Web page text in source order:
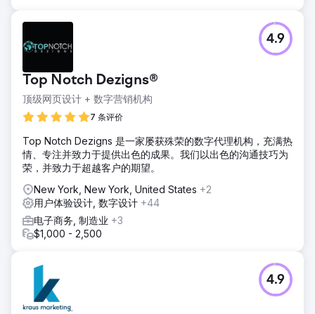
Top Notch Dezigns®
顶级网页设计 + 数字营销机构
7 条评价
4.9
Top Notch Dezigns 是一家屡获殊荣的数字代理机构，充满热
情、专注并致力于提供出色的成果。我们以出色的沟通技巧为
荣，并致力于超越客户的期望。
New York, New York, United States +2
用户体验设计, 数字设计 +44
电子商务, 制造业 +3
$1,000 - 2,500
4.9